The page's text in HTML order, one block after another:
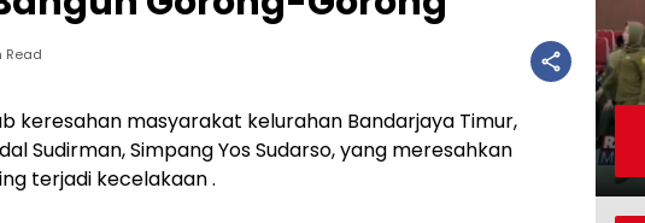
Read
keresahan masyarakat kelurahan Bandarjaya Timur,
Sudirman, Simpang Yos Sudarso, yang meresahkan
terjadi kecelakaan .